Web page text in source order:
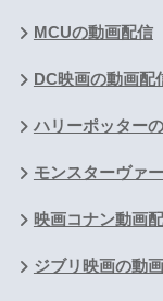
MCUの動画配信
DC映画の動画配
ハリーポッター
モンスターヴァ
映画コナン動画
ジブリ映画の動